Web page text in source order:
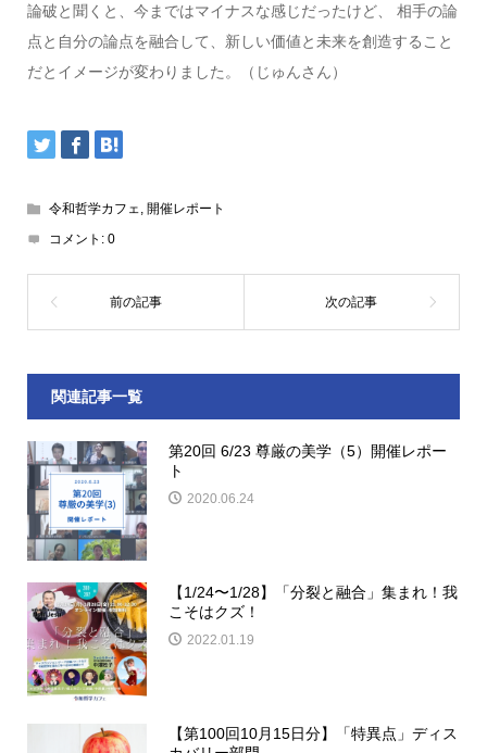
論破と聞くと、今まではマイナスな感じだったけど、 相手の論
点と自分の論点を融合して、新しい価値と未来を創造すること
だとイメージが変わりました。（じゅんさん）
令和哲学カフェ, 開催レポート
コメント: 0
関連記事一覧
第20回 6/23 尊厳の美学（5）開催レポー
ト
2020.06.24
【1/24〜1/28】「分裂と融合」集まれ！我
こそはクズ！
2022.01.19
【第100回10月15日分】「特異点」ディス